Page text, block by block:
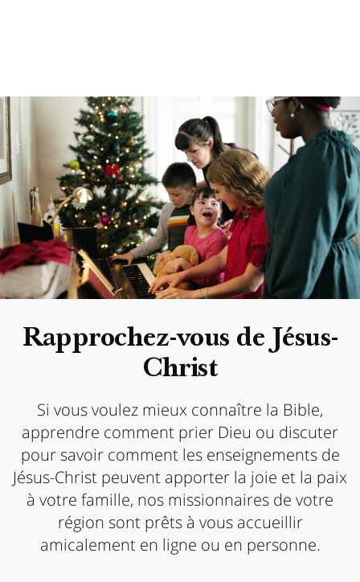
Rapprochez-vous de Jésus-
Christ
Si vous voulez mieux connaître la Bible,
apprendre comment prier Dieu ou discuter
pour savoir comment les enseignements de
Jésus-Christ peuvent apporter la joie et la paix
à votre famille, nos missionnaires de votre
région sont prêts à vous accueillir
amicalement en ligne ou en personne.